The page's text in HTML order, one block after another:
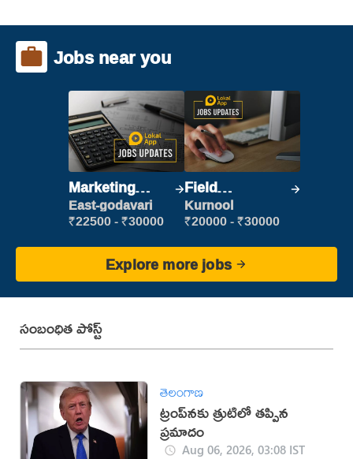
Jobs near you
Marketing
Executive
East-godavari
₹22500 - ₹30000
Field
Marketing
Executive
Kurnool
₹20000 - ₹30000
Explore more jobs
సంబంధిత పోస్ట్
తెలంగాణ
ట్రంప్‌నకు త్రుటిలో తప్పిన
ప్రమాదం
Aug 06, 2026, 03:08 IST